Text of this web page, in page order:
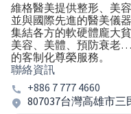
維格醫美提供整形、美
並與國際先進的醫美儀
集結各方的軟硬體龐大
美容、美體、預防衰老
的客制化尊榮服務。
聯絡資訊
+886 7 777 4660
807037台灣高雄市